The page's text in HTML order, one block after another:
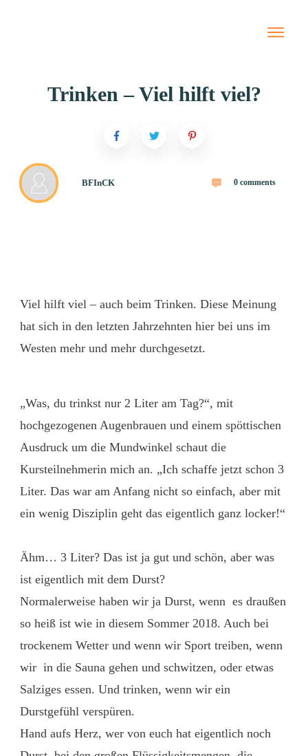
Trinken – Viel hilft viel?
BFInCK 0comments
Viel hilft viel – auch beim Trinken. Diese Meinung
hat sich in den letzten Jahrzehnten hier bei uns im
Westen mehr und mehr durchgesetzt.
„Was, du trinkst nur 2 Liter am Tag?“, mit
hochgezogenen Augenbrauen und einem spöttischen
Ausdruck um die Mundwinkel schaut die
Kursteilnehmerin mich an. „Ich schaffe jetzt schon 3
Liter. Das war am Anfang nicht so einfach, aber mit
ein wenig Disziplin geht das eigentlich ganz locker!“
Ähm… 3 Liter? Das ist ja gut und schön, aber was
ist eigentlich mit dem Durst?
Normalerweise haben wir ja Durst, wenn es draußen
so heiß ist wie in diesem Sommer 2018. Auch bei
trockenem Wetter und wenn wir Sport treiben, wenn
wir in die Sauna gehen und schwitzen, oder etwas
Salziges essen. Und trinken, wenn wir ein
Durstgefühl verspüren.
Hand aufs Herz, wer von euch hat eigentlich noch